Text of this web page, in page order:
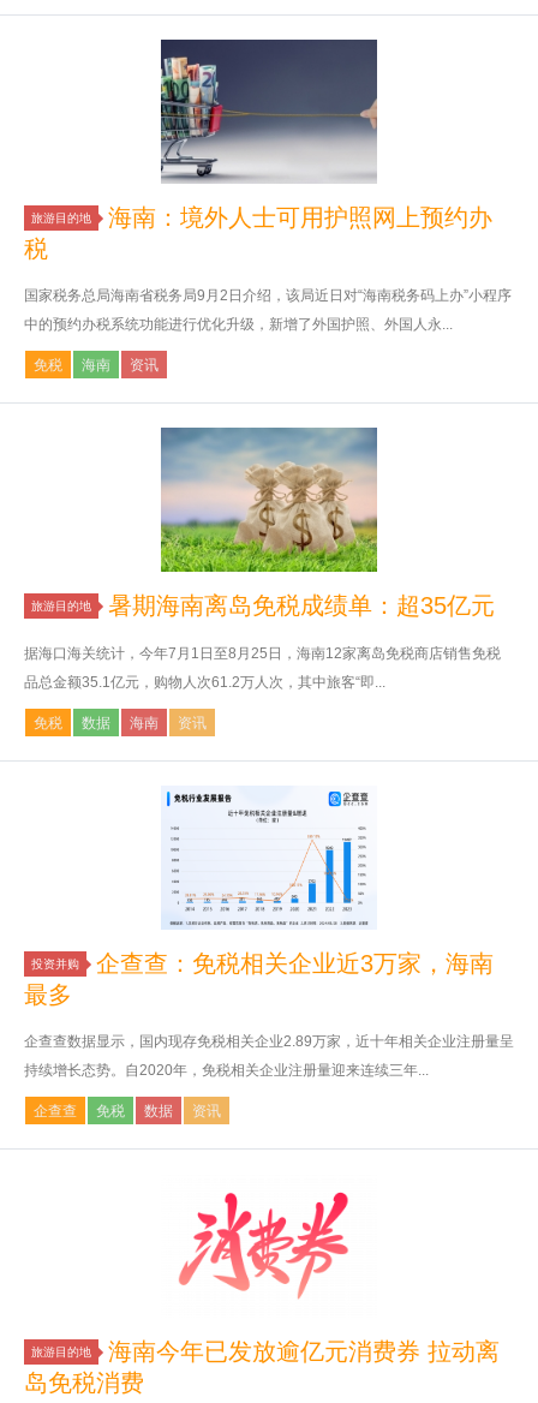
旅游目的地
海南：境外人士可用护照网上预约办
税
国家税务总局海南省税务局9月2日介绍，该局近日对“海南税务码上办”小程序
中的预约办税系统功能进行优化升级，新增了外国护照、外国人永...
免税 海南 资讯
旅游目的地 暑期海南离岛免税成绩单：超35亿元
据海口海关统计，今年7月1日至8月25日，海南12家离岛免税商店销售免税
品总金额35.1亿元，购物人次61.2万人次，其中旅客“即...
免税 数据 海南 资讯
投资并购
企查查：免税相关企业近3万家，海南
最多
企查查数据显示，国内现存免税相关企业2.89万家，近十年相关企业注册量呈
持续增长态势。自2020年，免税相关企业注册量迎来连续三年...
企查查 免税 数据 资讯
旅游目的地
海南今年已发放逾亿元消费券 拉动离
岛免税消费